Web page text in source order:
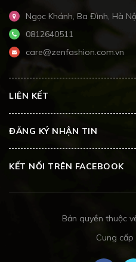
Ngọc Khánh, Ba Đình, Hà
0812640511
care@zenfashion.com.vn
LIÊN KẾT
ĐĂNG KÝ NHẬN TIN
KẾT NỐI TRÊN FACEBOOK
Bản quyền thuộc
Cung cấp